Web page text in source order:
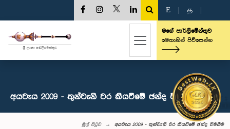
E த
මගේ පාර්ලිමේන්තුව
මෙතැනින් පිවිසෙන්න
අයවැය 2009 - තුන්වැනි වර කියවීමේ ඡන්ද විමසීම
මුල් පිටුව අයවැය 2009 - තුන්වැනි වර කියවීමේ ඡන්ද විමසීම